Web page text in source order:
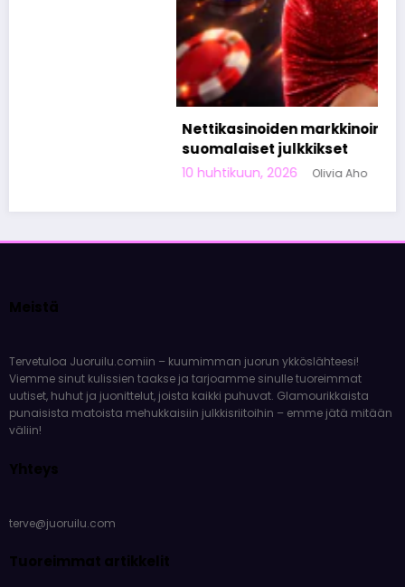
Nettikasinoiden markkinoinnista tunnetut
suomalaiset julkkikset
Olivia Aho
Meistä
Tervetuloa Juoruilu.comiin – kuumimman juorun ykköslähteesi!
Viemme sinut kulissien taakse ja tarjoamme sinulle tuoreimmat
uutiset, huhut ja juonittelut, joista kaikki puhuvat. Glamourikkaista
punaisista matoista mehukkaisiin julkkisriitoihin – emme jätä mitään
väliin!
Yhteys
terve@juoruilu.com
Tuoreimmat artikkelit